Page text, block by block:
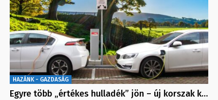
HAZÁNK - GAZDASÁG
Egyre több „értékes hulladék” jön – új korszak k…